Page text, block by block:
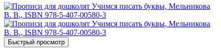
Быстрый просмотр